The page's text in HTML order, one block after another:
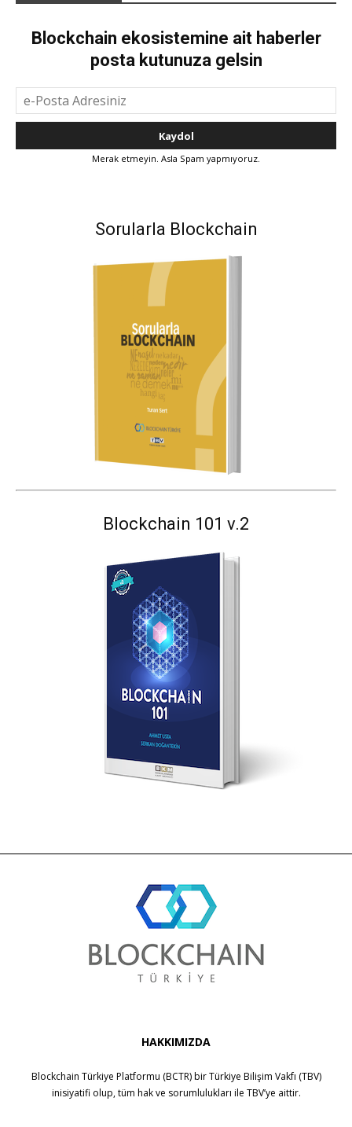
Blockchain ekosistemine ait haberler
posta kutunuza gelsin
Merak etmeyin. Asla Spam yapmıyoruz.
Sorularla Blockchain
Blockchain 101 v.2
HAKKIMIZDA
Blockchain Türkiye Platformu (BCTR) birTürkiye Bilişim Vakfı (TBV)
inisiyatifi olup, tüm hak ve sorumlulukları ile TBV’ye aittir.